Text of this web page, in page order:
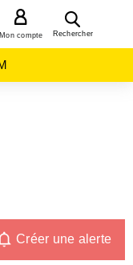
Rechercher
Mon compte
Créer une alerte